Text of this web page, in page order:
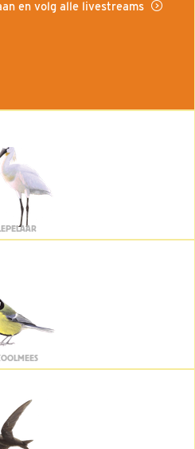
en volg alle livestreams